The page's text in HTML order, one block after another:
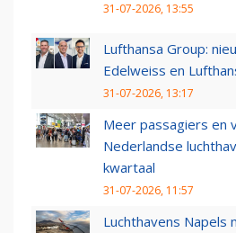
31-07-2026, 13:55
Lufthansa Group:
Edelweiss en
31-07-2026, 13:17
Meer passagiers en
Nederlandse
kwartaal
31-07-2026, 11:57
Luchthavens Napels